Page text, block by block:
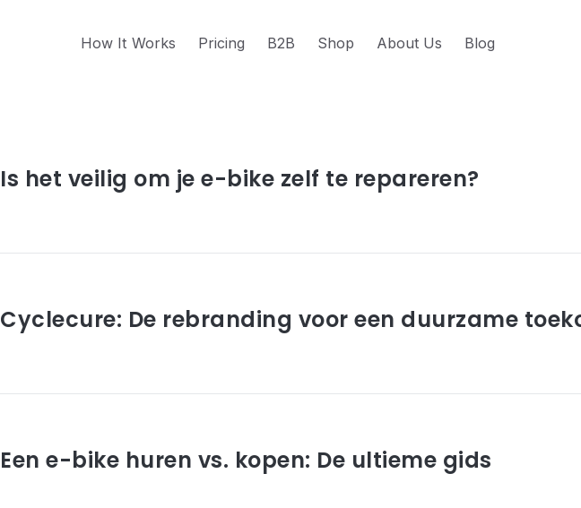
How It Works Pricing B2B Shop About Us Blog
Articles about e-bike
Is het veilig om je e-bike zelf te repareren?
Cyclecure: De rebranding voor een duurzame
Een e-bike huren vs. kopen: De ultieme gids